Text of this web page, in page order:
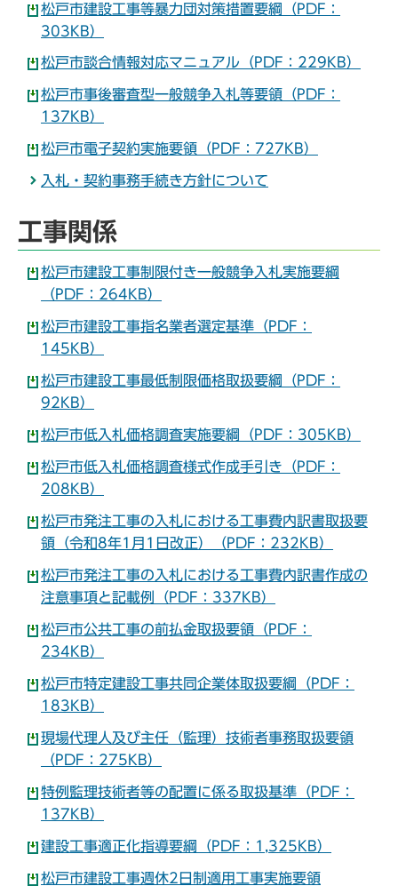
松戸市建設工事等暴力団対策措置要綱（PDF：
303KB）
松戸市談合情報対応マニュアル（PDF：229KB）
松戸市事後審査型一般競争入札等要領（PDF：
137KB）
松戸市電子契約実施要領（PDF：727KB）
入札・契約事務手続き方針について
工事関係
松戸市建設工事制限付き一般競争入札実施要綱
（PDF：264KB）
松戸市建設工事指名業者選定基準（PDF：
145KB）
松戸市建設工事最低制限価格取扱要綱（PDF：
92KB）
松戸市低入札価格調査実施要綱（PDF：305KB）
松戸市低入札価格調査様式作成手引き（PDF：
208KB）
松戸市発注工事の入札における工事費内訳書取扱要
領（令和8年1月1日改正）（PDF：232KB）
松戸市発注工事の入札における工事費内訳書作成の
注意事項と記載例（PDF：337KB）
松戸市公共工事の前払金取扱要領（PDF：
234KB）
松戸市特定建設工事共同企業体取扱要綱（PDF：
183KB）
現場代理人及び主任（監理）技術者事務取扱要領
（PDF：275KB）
特例監理技術者等の配置に係る取扱基準（PDF：
137KB）
建設工事適正化指導要綱（PDF：1,325KB）
松戸市建設工事週休2日制適用工事実施要領